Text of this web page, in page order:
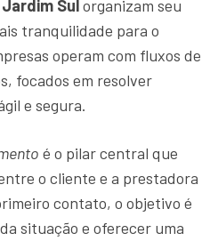
Sul organizam seu
tranquilidade para o
operam com fluxos de
focados em resolver
e segura.
é o pilar central que
o cliente e a prestadora
contato, o objetivo é
situação e oferecer uma